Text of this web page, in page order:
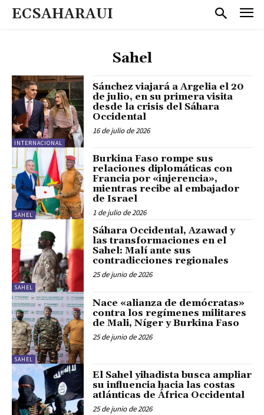
ECSAHARAUI
Sahel
INTERNACIONAL
Sánchez viajará a Argelia el 20
de julio, en su primera visita
desde la crisis del Sáhara
Occidental
16 de julio de 2026
SAHEL
Burkina Faso rompe sus
relaciones diplomáticas con
Francia por «injerencia»,
mientras recibe al embajador
de Israel
1 de julio de 2026
SAHEL
Sáhara Occidental, Azawad y
las transformaciones en el
Sahel: Malí ante sus
contradicciones regionales
25 de junio de 2026
SAHEL
Nace «alianza de demócratas»
contra los regímenes militares
de Mali, Níger y Burkina Faso
25 de junio de 2026
El Sahel yihadista busca ampliar
su influencia hacia las costas
atlánticas de África Occidental
25 de junio de 2026